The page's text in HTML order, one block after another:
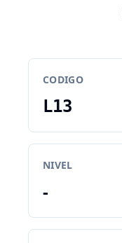
CODIGO
L13
NIVEL
-